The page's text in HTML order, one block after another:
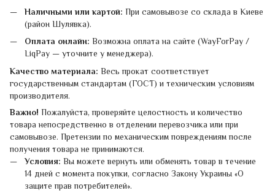
Наличными или картой: При самовывозе со склада в Киеве
(район Шулявка).
Оплата онлайн: Возможна оплата на сайте (WayForPay /
LiqPay — уточните у менеджера).
Качество материала: Весь прокат соответствует
государственным стандартам (ГОСТ) и техническим условиям
производителя.
Важно! Пожалуйста, проверяйте целостность и количество
товара непосредственно в отделении перевозчика или при
самовывозе. Претензии по механическим повреждениям после
получения товара не принимаются.
Условия: Вы можете вернуть или обменять товар в течение
14 дней с момента покупки, согласно Закону Украины «О
защите прав потребителей».